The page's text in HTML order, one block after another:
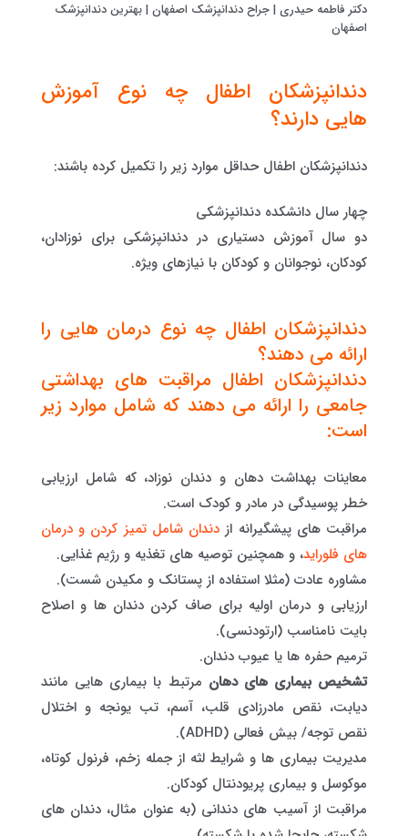
دکتر فاطمه حیدری | جراح دندانپزشک اصفهان | بهترین دندانپزشک
اصفهان
دندانپزشکان اطفال چه نوع آموزش
هایی دارند؟
دندانپزشکان اطفال حداقل موارد زیر را تکمیل کرده باشند:
چهار سال دانشکده دندانپزشکی
دو سال آموزش دستیاری در دندانپزشکی برای نوزادان،
کودکان، نوجوانان و کودکان با نیازهای ویژه.
دندانپزشکان اطفال چه نوع درمان هایی را
ارائه می دهند؟
دندانپزشکان اطفال مراقبت های بهداشتی
جامعی را ارائه می دهند که شامل موارد زیر
است:
معاینات بهداشت دهان و دندان نوزاد، که شامل ارزیابی
خطر پوسیدگی در مادر و کودک است.
مراقبت های پیشگیرانه ازدندان شامل تمیز کردن و درمان
های فلوراید، و همچنین توصیه های تغذیه و رژیم غذایی.
مشاوره عادت (مثلا استفاده از پستانک و مکیدن شست).
ارزیابی و درمان اولیه برای صاف کردن دندان ها و اصلاح
بایت نامناسب (ارتودنسی).
ترمیم حفره ها یا عیوب دندان.
تشخیص بیماری های دهان مرتبط با بیماری هایی مانند
دیابت، نقص مادرزادی قلب، آسم، تب یونجه و اختلال
نقص توجه/ بیش فعالی (ADHD).
مدیریت بیماری ها و شرایط لثه از جمله زخم، فرنول کوتاه،
موکوسل و بیماری پریودنتال کودکان.
مراقبت از آسیب های دندانی (به عنوان مثال، دندان های